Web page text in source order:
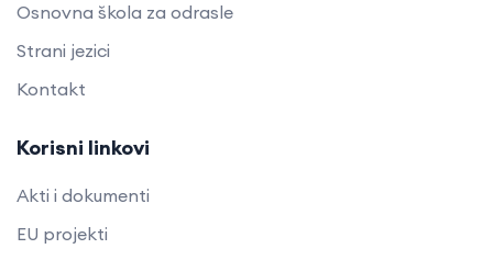
Osnovna škola za odrasle
Strani jezici
Kontakt
Korisni linkovi
Akti i dokumenti
EU projekti